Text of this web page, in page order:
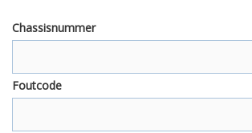
Chassisnummer
Foutcode